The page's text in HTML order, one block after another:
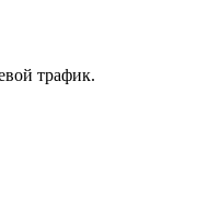
трафик.